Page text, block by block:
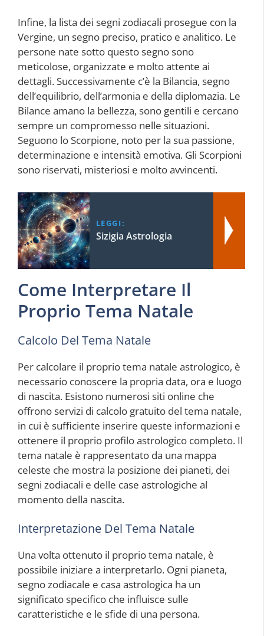
Infine, la lista dei segni zodiacali prosegue con la
Vergine, un segno preciso, pratico e analitico. Le
persone nate sotto questo segno sono
meticolose, organizzate e molto attente ai
dettagli. Successivamente c’è la Bilancia, segno
dell’equilibrio, dell’armonia e della diplomazia. Le
Bilance amano la bellezza, sono gentili e cercano
sempre un compromesso nelle situazioni.
Seguono lo Scorpione, noto per la sua passione,
determinazione e intensità emotiva. Gli Scorpioni
sono riservati, misteriosi e molto avvincenti.
LEGGI:
Sizigia Astrologia
Come Interpretare Il
Proprio Tema Natale
Calcolo Del Tema Natale
Per calcolare il proprio tema natale astrologico, è
necessario conoscere la propria data, ora e luogo
di nascita. Esistono numerosi siti online che
offrono servizi di calcolo gratuito del tema natale,
in cui è sufficiente inserire queste informazioni e
ottenere il proprio profilo astrologico completo. Il
tema natale è rappresentato da una mappa
celeste che mostra la posizione dei pianeti, dei
segni zodiacali e delle case astrologiche al
momento della nascita.
Interpretazione Del Tema Natale
Una volta ottenuto il proprio tema natale, è
possibile iniziare a interpretarlo. Ogni pianeta,
segno zodiacale e casa astrologica ha un
significato specifico che influisce sulle
caratteristiche e le sfide di una persona.